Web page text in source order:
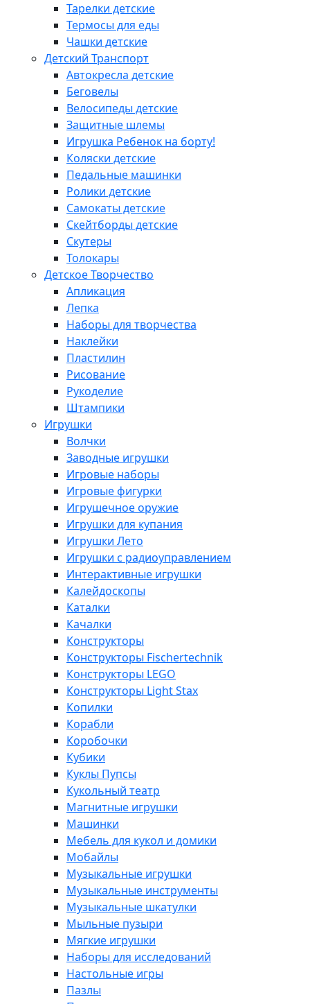
Тарелки детские
Термосы для еды
Чашки детские
Детский Транспорт
Автокресла детские
Беговелы
Велосипеды детские
Защитные шлемы
Игрушка Ребенок на борту!
Коляски детские
Педальные машинки
Ролики детские
Самокаты детские
Скейтборды детские
Скутеры
Толокары
Детское Творчество
Апликация
Лепка
Наборы для творчества
Наклейки
Пластилин
Рисование
Рукоделие
Штампики
Игрушки
Волчки
Заводные игрушки
Игровые наборы
Игровые фигурки
Игрушечное оружие
Игрушки для купания
Игрушки Лето
Игрушки с радиоуправлением
Интерактивные игрушки
Калейдоскопы
Каталки
Качалки
Конструкторы
Конструкторы Fisсhertechnik
Конструкторы LEGO
Конструкторы Light Stax
Копилки
Корабли
Коробочки
Кубики
Куклы Пупсы
Кукольный театр
Магнитные игрушки
Машинки
Мебель для кукол и домики
Мобайлы
Музыкальные игрушки
Музыкальные инструменты
Музыкальные шкатулки
Мыльные пузыри
Мягкие игрушки
Наборы для исследований
Настольные игры
Пазлы